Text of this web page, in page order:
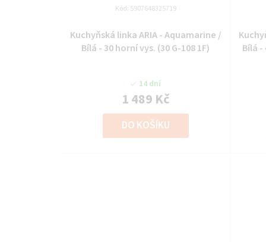
Kuchyňská linka ARIA - Aquamarine /
Bílá - 30 horní vys. (30 G-108 1F)
14 dní
1 489 Kč
DO KOŠÍKU
Kód: 5907648325719
Bílá -